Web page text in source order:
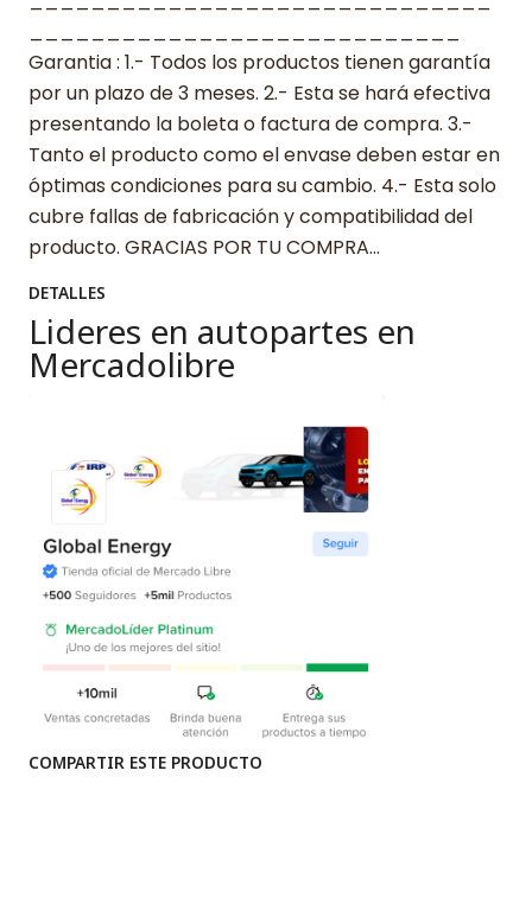
Garantia : 1.- Todos los productos tienen garantía
por un plazo de 3 meses. 2.- Esta se hará efectiva
presentando la boleta o factura de compra. 3.-
Tanto el producto como el envase deben estar en
óptimas condiciones para su cambio. 4.- Esta solo
cubre fallas de fabricación y compatibilidad del
producto. GRACIAS POR TU COMPRA…
DETALLES
Lideres en autopartes en
Mercadolibre
COMPARTIR ESTE PRODUCTO